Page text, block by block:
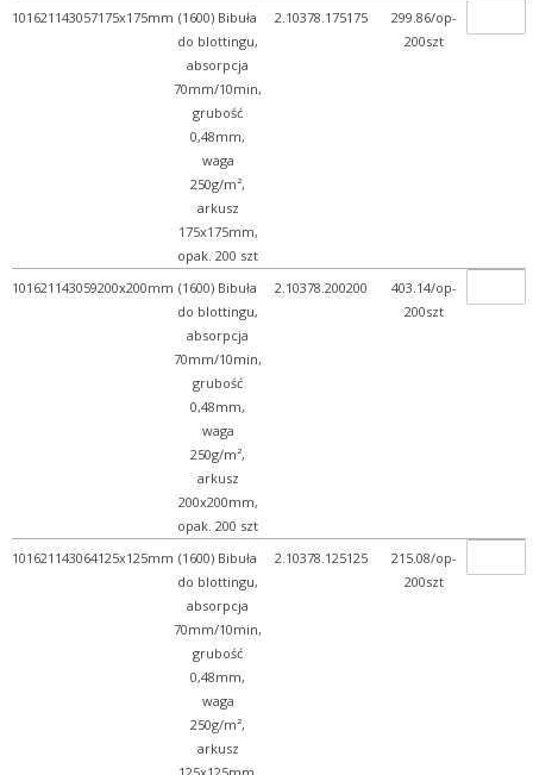
101621143057175x175mm (1600) Bibuła
do blottingu,
absorpcja
70mm/10min,
grubość
0,48mm,
waga
250g/m²,
arkusz
175x175mm,
opak. 200 szt
2.10378.175175
299.86/op-
200szt
101621143059200x200mm (1600) Bibuła
do blottingu,
absorpcja
70mm/10min,
grubość
0,48mm,
waga
250g/m²,
arkusz
200x200mm,
opak. 200 szt
2.10378.200200
403.14/op-
200szt
101621143064125x125mm (1600) Bibuła
do blottingu,
absorpcja
70mm/10min,
grubość
0,48mm,
waga
250g/m²,
arkusz
2.10378.125125
215.08/op-
200szt